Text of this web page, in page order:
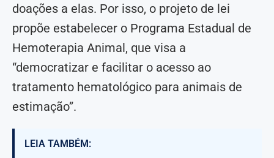
doações a elas. Por isso, o projeto de lei
propõe estabelecer o Programa Estadual de
Hemoterapia Animal, que visa a
“democratizar e facilitar o acesso ao
tratamento hematológico para animais de
estimação”.
LEIA TAMBÉM: